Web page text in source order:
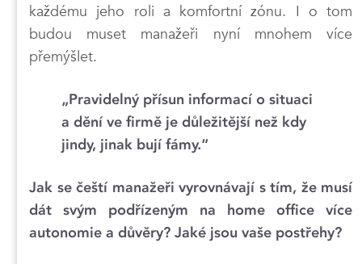
každému jeho roli a komfortní zónu. I o tom
budou muset manažeři nyní mnohem více
přemýšlet.
„Pravidelný přísun informací o situaci
a dění ve firmě je důležitější než kdy
jindy, jinak bují fámy.“
Jak se čeští manažeři vyrovnávají s tím, že musí
dát svým podřízeným na home office více
autonomie a důvěry? Jaké jsou vaše postřehy?